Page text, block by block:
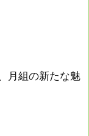
月組の新たな魅